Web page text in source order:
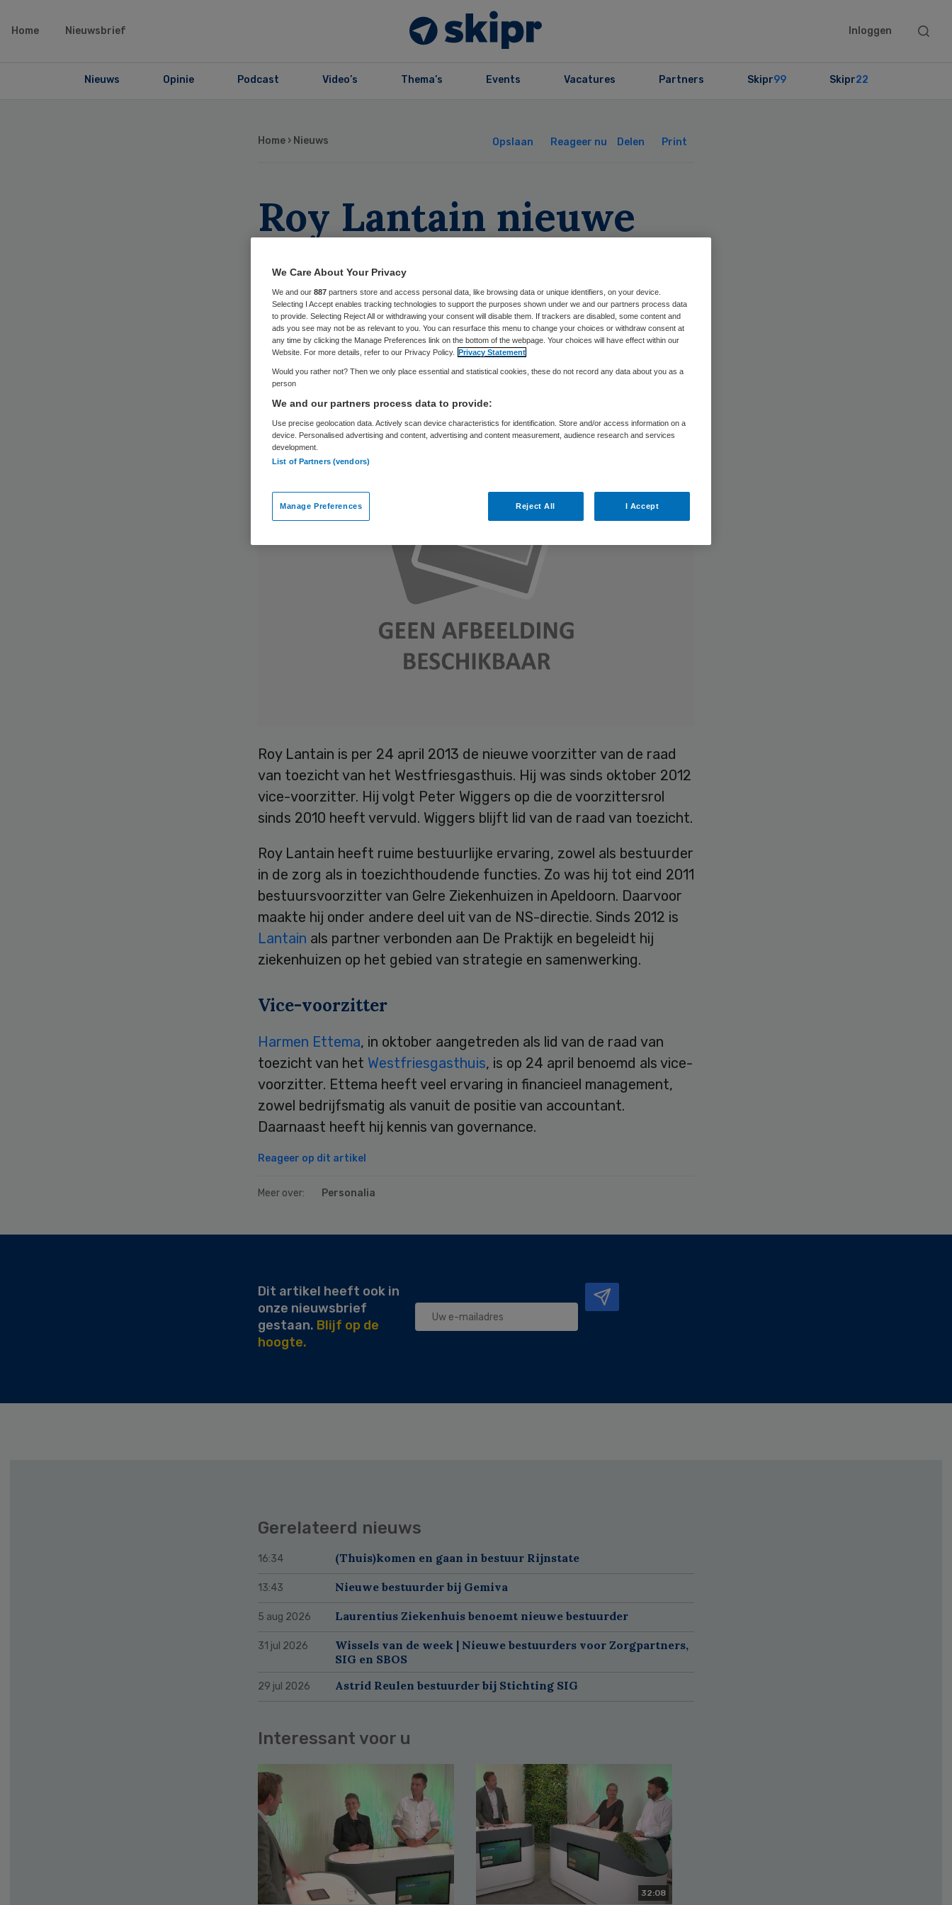
Home Nieuwsbrief Inloggen
Search
Nieuws Opinie Podcast Video’s Thema’s Events Vacatures Partners Skipr99 Skipr22
Home › Nieuws Opslaan Reageer nu Delen Print
Roy Lantain nieuwe
voorzitter RvT
Westfriesgasthuis
Roy Lantain is per 24 april 2013 de nieuwe voorzitter van de raad
van toezicht van het Westfriesgasthuis. Hij was sinds oktober 2012
vice-voorzitter. Hij volgt Peter Wiggers op die de voorzittersrol
sinds 2010 heeft vervuld. Wiggers blijft lid van de raad van toezicht.
Roy Lantain heeft ruime bestuurlijke ervaring, zowel als bestuurder
in de zorg als in toezichthoudende functies. Zo was hij tot eind 2011
bestuursvoorzitter van Gelre Ziekenhuizen in Apeldoorn. Daarvoor
maakte hij onder andere deel uit van de NS-directie. Sinds 2012 is
Lantain als partner verbonden aan De Praktijk en begeleidt hij
ziekenhuizen op het gebied van strategie en samenwerking.
Vice-voorzitter
Harmen Ettema, in oktober aangetreden als lid van de raad van
toezicht van het Westfriesgasthuis, is op 24 april benoemd als vice-
voorzitter. Ettema heeft veel ervaring in financieel management,
zowel bedrijfsmatig als vanuit de positie van accountant.
Daarnaast heeft hij kennis van governance.
Reageer op dit artikel
Meer over: Personalia
Dit artikel heeft ook in
onze nieuwsbrief
gestaan. Blijf op de
hoogte.
Gerelateerd nieuws
16:34 (Thuis)komen en gaan in bestuur Rijnstate
13:43 Nieuwe bestuurder bij Gemiva
5 aug 2026 Laurentius Ziekenhuis benoemt nieuwe bestuurder
31 jul 2026
Wissels van de week | Nieuwe bestuurders voor Zorgpartners,
SIG en SBOS
29 jul 2026 Astrid Reulen bestuurder bij Stichting SIG
Interessant voor u
32:08
We Care About Your Privacy
We and our 887 partners store and access personal data, like browsing data or unique identifiers, on your device.
Selecting I Accept enables tracking technologies to support the purposes shown under we and our partners process data
to provide. Selecting Reject All or withdrawing your consent will disable them. If trackers are disabled, some content and
ads you see may not be as relevant to you. You can resurface this menu to change your choices or withdraw consent at
any time by clicking the Manage Preferences link on the bottom of the webpage. Your choices will have effect within our
Website. For more details, refer to our Privacy Policy.
Privacy Statement
Would you rather not? Then we only place essential and statistical cookies, these do not record any data about you as a
person
We and our partners process data to provide:
Use precise geolocation data. Actively scan device characteristics for identification. Store and/or access information on a
device. Personalised advertising and content, advertising and content measurement, audience research and services
development.
List of Partners (vendors)
Manage Preferences Reject All I Accept